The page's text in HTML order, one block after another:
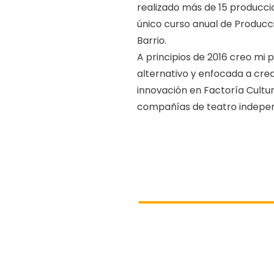
realizado más de 15
único curso anual de
Barrio.
A principios de 2016 creo mi
alternativo y enfocada a
innovación en Factoría
compañías de teatro